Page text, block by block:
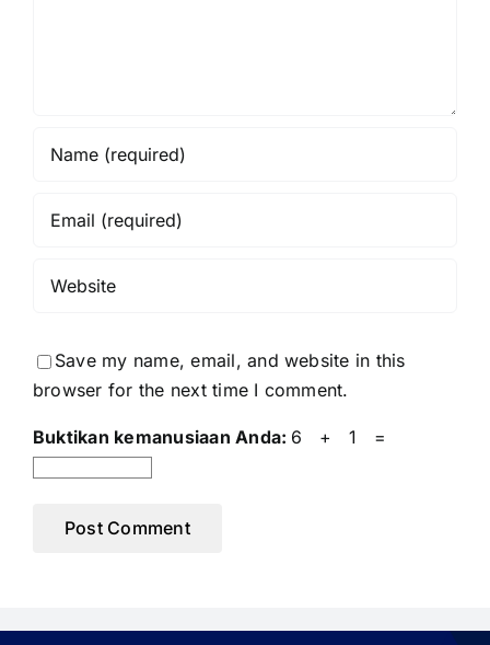
Save my name, email, and website in this
browser for the next time I comment.
Buktikan kemanusiaan Anda: 6 + 1 =